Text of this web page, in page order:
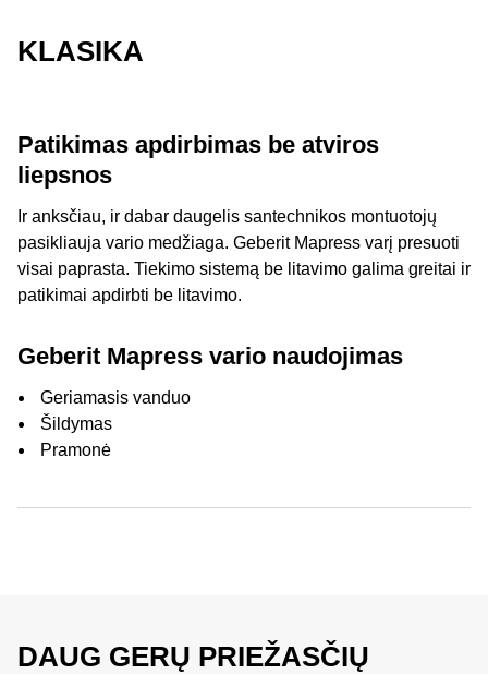
KLASIKA
Patikimas apdirbimas be atviros
liepsnos
Ir anksčiau, ir dabar daugelis santechnikos montuotojų
pasikliauja vario medžiaga. Geberit Mapress varį presuoti
visai paprasta. Tiekimo sistemą be litavimo galima greitai ir
patikimai apdirbti be litavimo.
Geberit Mapress vario naudojimas
Geriamasis vanduo
Šildymas
Pramonė
DAUG GERŲ PRIEŽASČIŲ